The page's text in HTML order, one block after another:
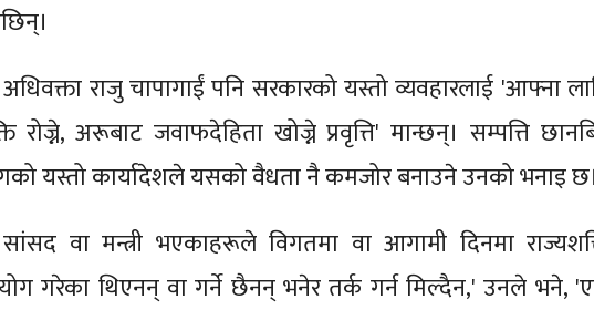
अधिवक्ता राजु चापागाईं पनि सरकारको यस्तो व्यवहारलाई 'आफ्ना
रोज्ने, अरूबाट जवाफदेहिता खोज्ने प्रवृत्ति' मान्छन्। सम्पत्ति
यस्तो कार्यादेशले यसको वैधता नै कमजोर बनाउने उनको भनाइ
वा मन्त्री भएकाहरूले विगतमा वा आगामी दिनमा
गरेका थिएनन् वा गर्ने छैनन् भनेर तर्क गर्न मिल्दैन,' उनले भने,